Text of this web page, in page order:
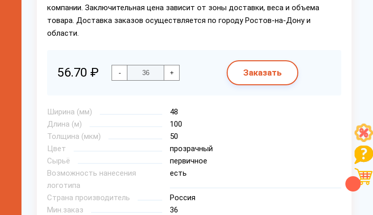
компании. Заключительная цена зависит от зоны доставки, веса и объема
товара. Доставка заказов осуществляется по городу Ростов-на-Дону и
области.
56.70 ₽ - + Заказать
Ширина (мм)
48
Длина (м)
100
Толщина (мкм)
50
Цвет
прозрачный
Сырьё
первичное
Возможность нанесения
логотипа
есть
Страна производитель
Россия
Мин.заказ
36